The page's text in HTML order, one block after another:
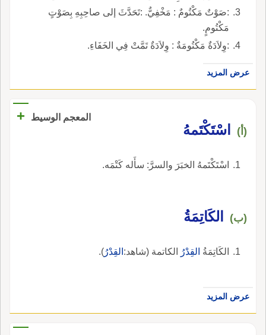
:صَوْتٌ مَكْتُومٌ : مَخْفِيٌّ. :تَحَدَّثَ إلى صاحِبِهِ بِصَوْتٍ
مَكْتُومٍ.
:وِلاَدَةٌ مَكْتُومَةٌ : وِلاَدَةٌ تَمَّتْ فِي الخَفَاءِ.
عرض المزيد
المعجم الوسيط +
(أ) اسْتَكْتَمهُ
اسْتَكْتَمهُ الخبَرَ والسرَّ: سأَله كَتْمَه.
(ب) الكَاتِمَةُ
الكَاتِمَةُ القِدْرُ الكاتمة (شاهد: القِدْرُ).
عرض المزيد